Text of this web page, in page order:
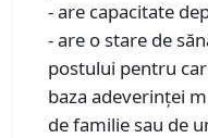
- are capacitate
- are o stare de
postului pentru
baza adeverinţei
de familie sau de